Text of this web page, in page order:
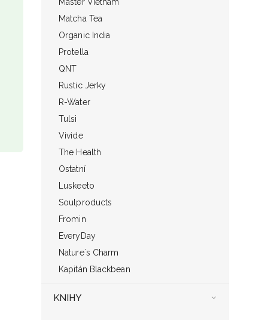
Master Vietnam
Matcha Tea
Organic India
Protella
QNT
Rustic Jerky
R-Water
Tulsi
Vivide
The Health
Ostatní
Luskeeto
Soulproducts
Fromin
EveryDay
Nature´s Charm
Kapitán Blackbean
KNIHY